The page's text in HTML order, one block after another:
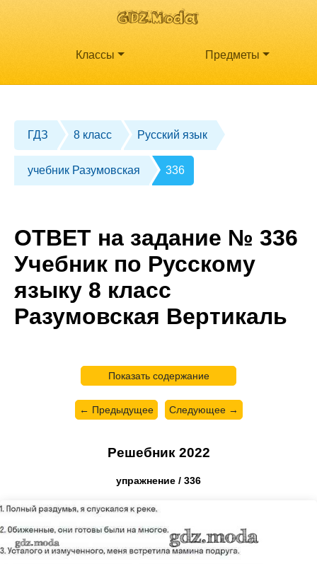
Классы Предметы
ГДЗ 8 класс Русский язык
учебник Разумовская 336
ОТВЕТ на задание № 336
Учебник по Русскому
языку 8 класс
Разумовская Вертикаль
Показать содержание
← Предыдущее Следующее →
Решебник 2022
упражнение / 336